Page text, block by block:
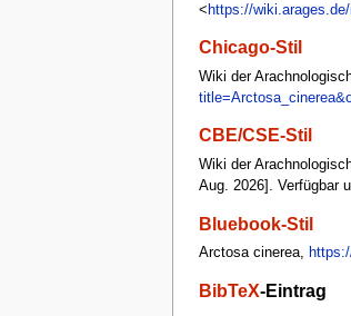
< https://
Chicago-Stil
Wiki der
CBE/CSE-Stil
Wiki der
Aug. 2026]. Verfügbar
Bluebook-Stil
Arctosa cinerea,
BibTeX-Eintrag